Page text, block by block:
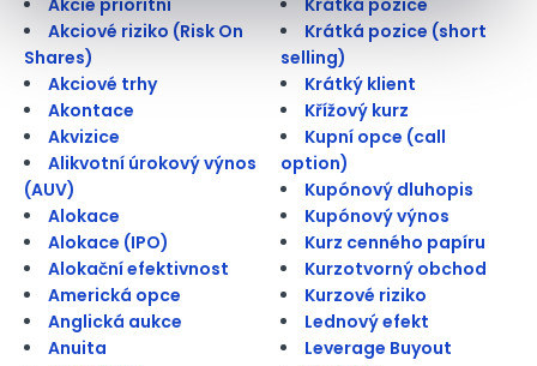
Akciové riziko (Risk On
Shares)
Akciové trhy
Akontace
Akvizice
Alikvotní úrokový výnos
(AUV)
Alokace
Alokace (IPO)
Alokační efektivnost
Americká opce
Anglická aukce
Anuita
Krátká pozice (short
selling)
Krátký klient
Křížový kurz
Kupní opce (call
option)
Kupónový dluhopis
Kupónový výnos
Kurz cenného papíru
Kurzotvorný obchod
Kurzové riziko
Lednový efekt
Leverage Buyout